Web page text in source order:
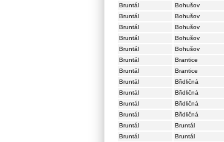
Bruntál
Bohušov
Bruntál
Bohušov
Bruntál
Bohušov
Bruntál
Bohušov
Bruntál
Bohušov
Bruntál
Brantice
Bruntál
Brantice
Bruntál
Břidličná
Bruntál
Břidličná
Bruntál
Břidličná
Bruntál
Břidličná
Bruntál
Bruntál
Bruntál
Bruntál